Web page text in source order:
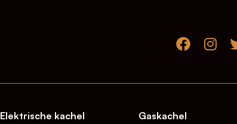
Elektrische kachel Gaskachel